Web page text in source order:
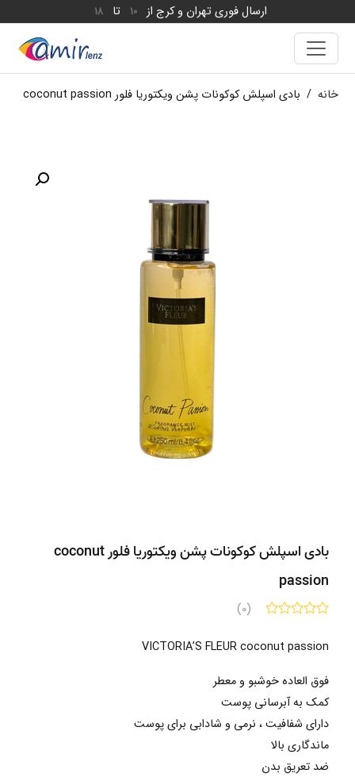
ارسال فوری تهران و کرج از 10 تا 18
خانه / بادی اسپلش کوکونات پشن ویکتوریا فلور coconut passion
بادی اسپلش کوکونات پشن ویکتوریا فلور coconut
passion
(0)
VICTORIA’S FLEUR coconut passion
فوق العاده خوشبو و معطر
کمک به آبرسانی پوست
دارای شفافیت ، نرمی و شادابی برای پوست
ماندگاری بالا
ضد تعریق بدن